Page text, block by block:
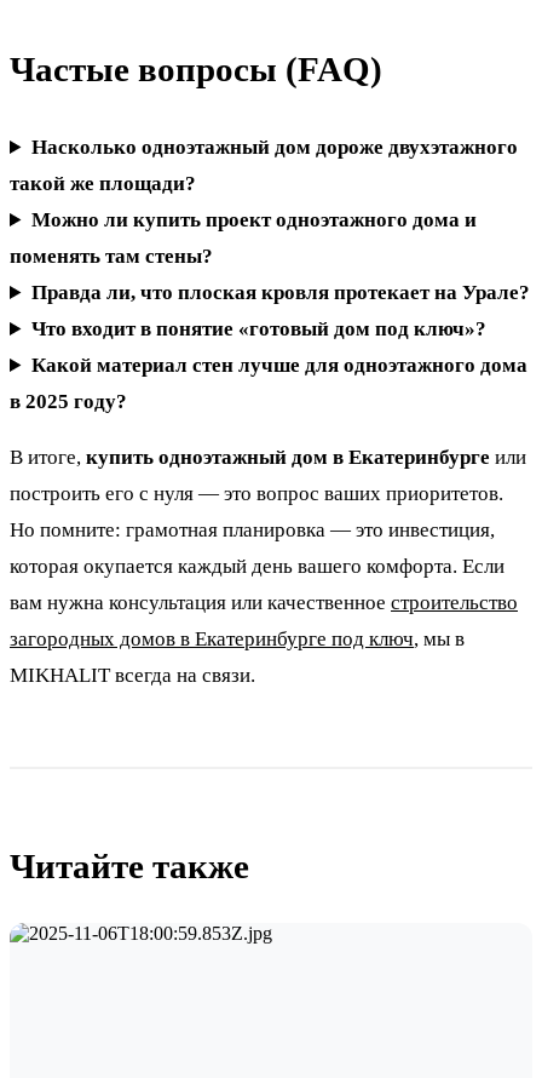
Частые вопросы (FAQ)
Насколько одноэтажный дом дороже двухэтажного
такой же площади?
Можно ли купить проект одноэтажного дома и
поменять там стены?
Правда ли, что плоская кровля протекает на Урале?
Что входит в понятие «готовый дом под ключ»?
Какой материал стен лучше для одноэтажного дома
в 2025 году?
В итоге, купить одноэтажный дом в Екатеринбурге или
построить его с нуля — это вопрос ваших приоритетов.
Но помните: грамотная планировка — это инвестиция,
которая окупается каждый день вашего комфорта. Если
вам нужна консультация или качественное строительство
загородных домов в Екатеринбурге под ключ, мы в
MIKHALIT всегда на связи.
Читайте также